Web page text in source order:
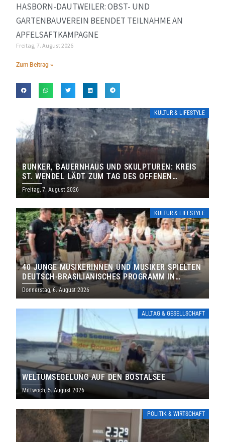
HASBORN-DAUTWEILER: OBST- UND
GARTENBAUVEREIN BEENDET TEILNAHME AN
APFELSAFTKAMPAGNE
Freitag, 7. August 2026
Zum Beitrag »
KULTUR & LIFESTYLE
BUNKER, BAUERNHAUS UND SKULPTUREN: KREIS
ST. WENDEL LÄDT ZUM TAG DES OFFENEN
DENKMALS EIN
Freitag, 7. August 2026
KULTUR & LIFESTYLE
40 JUNGE MUSIKERINNEN UND MUSIKER SPIELTEN
DEUTSCH-BRASILIANISCHES PROGRAMM IN
THOLEY
Donnerstag, 6. August 2026
ALLTAG & GESELLSCHAFT
WELTUMSEGELUNG AUF DEN BOSTALSEE
Mittwoch, 5. August 2026
POLITIK & WIRTSCHAFT